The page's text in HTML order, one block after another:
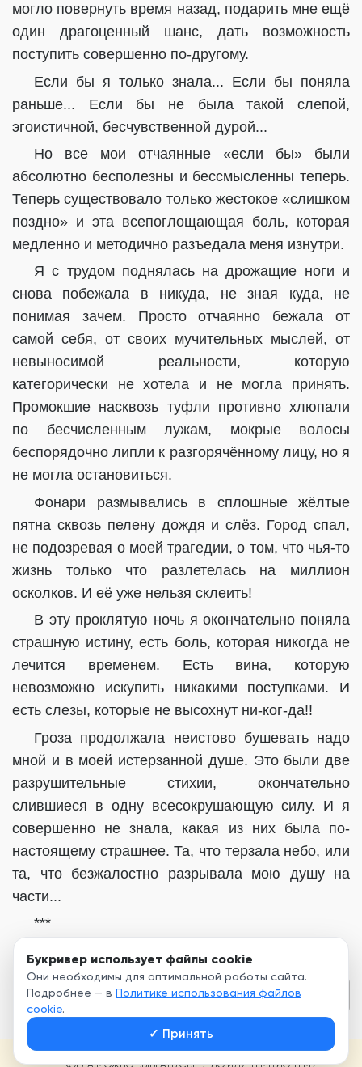
Букривер использует файлы cookie
Они необходимы для оптимальной работы сайта.
Подробнее — в Политике использования файлов
cookie.
✓ Принять
могло повернуть время назад, подарить мне ещё
один драгоценный шанс, дать возможность
поступить совершенно по-другому.
Если бы я только знала... Если бы поняла
раньше... Если бы не была такой слепой,
эгоистичной, бесчувственной дурой...
Но все мои отчаянные «если бы» были
абсолютно бесполезны и бессмысленны теперь.
Теперь существовало только жестокое «слишком
поздно» и эта всепоглощающая боль, которая
медленно и методично разъедала меня изнутри.
Я с трудом поднялась на дрожащие ноги и
снова побежала в никуда, не зная куда, не
понимая зачем. Просто отчаянно бежала от
самой себя, от своих мучительных мыслей, от
невыносимой реальности, которую
категорически не хотела и не могла принять.
Промокшие насквозь туфли противно хлюпали
по бесчисленным лужам, мокрые волосы
беспорядочно липли к разгорячённому лицу, но я
не могла остановиться.
Фонари размывались в сплошные жёлтые
пятна сквозь пелену дождя и слёз. Город спал,
не подозревая о моей трагедии, о том, что чья-то
жизнь только что разлетелась на миллион
осколков. И её уже нельзя склеить!
В эту проклятую ночь я окончательно поняла
страшную истину, есть боль, которая никогда не
лечится временем. Есть вина, которую
невозможно искупить никакими поступками. И
есть слезы, которые не высохнут ни-ког-да!!
Гроза продолжала неистово бушевать надо
мной и в моей истерзанной душе. Это были две
разрушительные стихии, окончательно
слившиеся в одну всесокрушающую силу. И я
совершенно не знала, какая из них была по-
настоящему страшнее. Та, что терзала небо, или
та, что безжалостно разрывала мою душу на
части...
***
Глава 1
ПРИЛОЖЕНИЕ БУКРИВЕР ЭТО...